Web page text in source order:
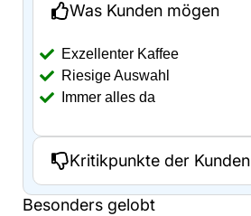
Was Kunden mögen
Exzellenter Kaffee
Riesige Auswahl
Immer alles da
Kritikpunkte der Kunden
Besonders gelobt